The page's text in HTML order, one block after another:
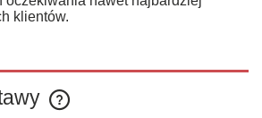
klientów.
kosztów płatności